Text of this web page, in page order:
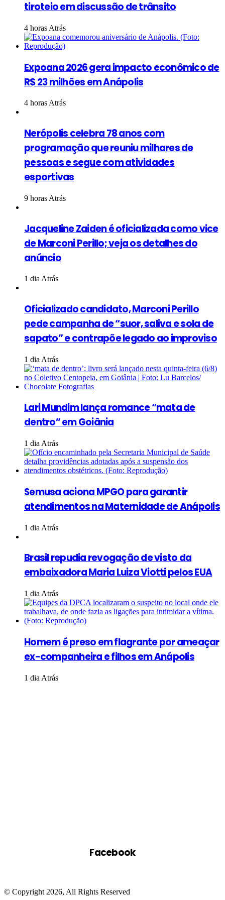
tiroteio em discussão de trânsito
4 horas Atrás
Expoana 2026 gera impacto econômico de
R$ 23 milhões em Anápolis
4 horas Atrás
Nerópolis celebra 78 anos com
programação que reuniu milhares de
pessoas e segue com atividades
esportivas
9 horas Atrás
Jacqueline Zaiden é oficializada como vice
de Marconi Perillo; veja os detalhes do
anúncio
1 dia Atrás
Oficializado candidato, Marconi Perillo
pede campanha de “suor, saliva e sola de
sapato” e contrapõe legado ao improviso
1 dia Atrás
Lari Mundim lança romance “mata de
dentro” em Goiânia
1 dia Atrás
Semusa aciona MPGO para garantir
atendimentos na Maternidade de Anápolis
1 dia Atrás
Brasil repudia revogação de visto da
embaixadora Maria Luiza Viotti pelos EUA
1 dia Atrás
Homem é preso em flagrante por ameaçar
ex-companheira e filhos em Anápolis
1 dia Atrás
Facebook
© Copyright 2026, All Rights Reserved